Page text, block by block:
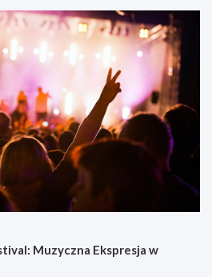
Muzyczna Ekspresja w